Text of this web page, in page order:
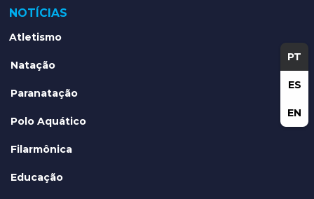
PT
ES
EN
NOTÍCIAS
Atletismo
Natação
Paranatação
Polo Aquático
Filarmônica
Educação